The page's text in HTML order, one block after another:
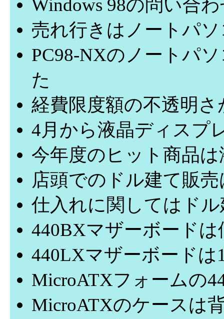
Windows 98の問い合
売れ行きはノートパ
PC98-NXのノートパ
た
経費限度額の不透明
4月から液晶ディスプ
今年度のヒット商品
店頭でのドル建て販
仕入れに関してはド
440BXマザーボード
440LXマザーボード
MicroATXフォームの
MicroATXのケースは